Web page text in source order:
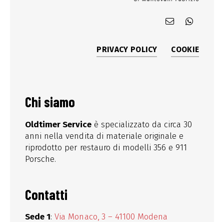
PRIVACY POLICY COOKIE
Chi siamo
Oldtimer Serviceè specializzato da circa 30
anni nella vendita di materiale originale e
riprodotto per restauro di modelli 356 e 911
Porsche.
Contatti
Sede 1:Via Monaco, 3 – 41100 Modena